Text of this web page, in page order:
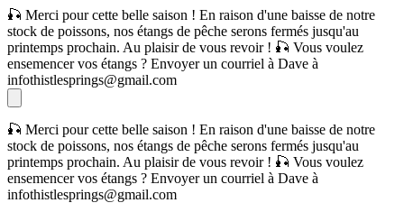
🎣 Merci pour cette belle saison ! En raison d'une baisse de notre
stock de poissons, nos étangs de pêche serons fermés jusqu'au
printemps prochain. Au plaisir de vous revoir ! 🎣 Vous voulez
ensemencer vos étangs ? Envoyer un courriel à Dave à
infothistlesprings@gmail.com
🎣 Merci pour cette belle saison ! En raison d'une baisse de notre
stock de poissons, nos étangs de pêche serons fermés jusqu'au
printemps prochain. Au plaisir de vous revoir ! 🎣 Vous voulez
ensemencer vos étangs ? Envoyer un courriel à Dave à
infothistlesprings@gmail.com